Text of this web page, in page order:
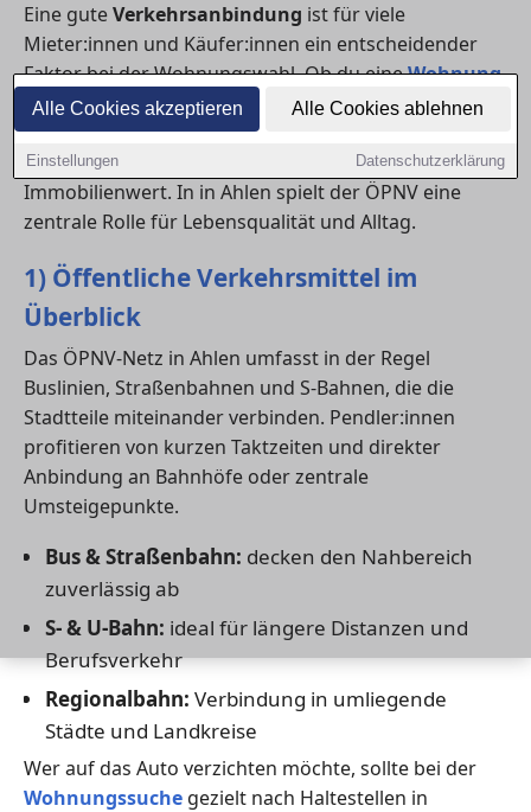
Alle Cookies akzeptieren Alle Cookies ablehnen
Einstellungen Datenschutzerklärung
Eine guteVerkehrsanbindung ist für viele
Mieter:innen und Käufer:innen ein entscheidender
Faktor bei der Wohnungswahl. Ob du eineWohnung
mietenoder einHaus kaufenmöchtest – der
Anschluss an Bus, Bahn und Nahverkehr beeinflusst
nicht nur den Komfort, sondern auch den
Immobilienwert. In in Ahlen spielt der ÖPNV eine
zentrale Rolle für Lebensqualität und Alltag.
1) Öffentliche Verkehrsmittel im
Überblick
Das ÖPNV-Netz in Ahlen umfasst in der Regel
Buslinien, Straßenbahnen und S-Bahnen, die die
Stadtteile miteinander verbinden. Pendler:innen
profitieren von kurzen Taktzeiten und direkter
Anbindung an Bahnhöfe oder zentrale
Umsteigepunkte.
Bus & Straßenbahn: decken den Nahbereich
zuverlässig ab
S- & U-Bahn: ideal für längere Distanzen und
Berufsverkehr
Regionalbahn: Verbindung in umliegende
Städte und Landkreise
Wer auf das Auto verzichten möchte, sollte bei der
Wohnungssuche gezielt nach Haltestellen in